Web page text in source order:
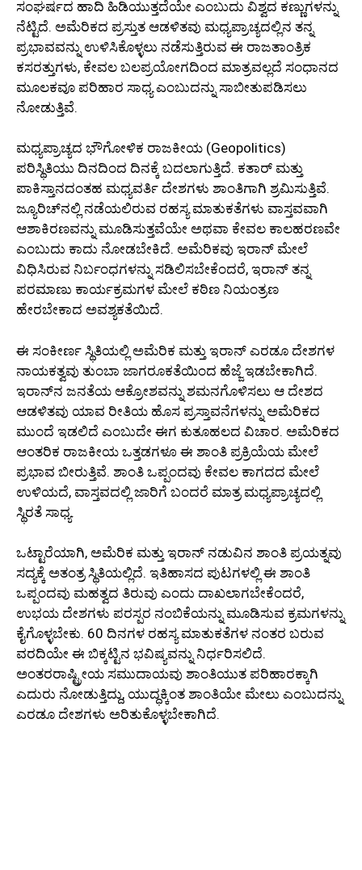
ಸಂಘರ್ಷದ ಹಾದಿ ಹಿಡಿಯುತ್ತದೆಯೇ ಎಂಬುದು ವಿಶ್ವದ ಕಣ್ಣುಗಳನ್ನು
ನೆಟ್ಟಿದೆ. ಅಮೆರಿಕದ ಪ್ರಸ್ತುತ ಆಡಳಿತವು ಮಧ್ಯಪ್ರಾಚ್ಯದಲ್ಲಿನ ತನ್ನ
ಪ್ರಭಾವವನ್ನು ಉಳಿಸಿಕೊಳ್ಳಲು ನಡೆಸುತ್ತಿರುವ ಈ ರಾಜತಾಂತ್ರಿಕ
ಕಸರತ್ತುಗಳು, ಕೇವಲ ಬಲಪ್ರಯೋಗದಿಂದ ಮಾತ್ರವಲ್ಲದೆ ಸಂಧಾನದ
ಮೂಲಕವೂ ಪರಿಹಾರ ಸಾಧ್ಯ ಎಂಬುದನ್ನು ಸಾಬೀತುಪಡಿಸಲು
ನೋಡುತ್ತಿವೆ.
ಮಧ್ಯಪ್ರಾಚ್ಯದ ಭೌಗೋಳಿಕ ರಾಜಕೀಯ (Geopolitics)
ಪರಿಸ್ಥಿತಿಯು ದಿನದಿಂದ ದಿನಕ್ಕೆ ಬದಲಾಗುತ್ತಿದೆ. ಕತಾರ್ ಮತ್ತು
ಪಾಕಿಸ್ತಾನದಂತಹ ಮಧ್ಯವರ್ತಿ ದೇಶಗಳು ಶಾಂತಿಗಾಗಿ ಶ್ರಮಿಸುತ್ತಿವೆ.
ಜ್ಯೂರಿಚ್‌ನಲ್ಲಿ ನಡೆಯಲಿರುವ ರಹಸ್ಯ ಮಾತುಕತೆಗಳು ವಾಸ್ತವವಾಗಿ
ಆಶಾಕಿರಣವನ್ನು ಮೂಡಿಸುತ್ತವೆಯೇ ಅಥವಾ ಕೇವಲ ಕಾಲಹರಣವೇ
ಎಂಬುದು ಕಾದು ನೋಡಬೇಕಿದೆ. ಅಮೆರಿಕವು ಇರಾನ್ ಮೇಲೆ
ವಿಧಿಸಿರುವ ನಿರ್ಬಂಧಗಳನ್ನು ಸಡಿಲಿಸಬೇಕೆಂದರೆ, ಇರಾನ್ ತನ್ನ
ಪರಮಾಣು ಕಾರ್ಯಕ್ರಮಗಳ ಮೇಲೆ ಕಠಿಣ ನಿಯಂತ್ರಣ
ಹೇರಬೇಕಾದ ಅವಶ್ಯಕತೆಯಿದೆ.
ಈ ಸಂಕೀರ್ಣ ಸ್ಥಿತಿಯಲ್ಲಿ ಅಮೆರಿಕ ಮತ್ತು ಇರಾನ್ ಎರಡೂ ದೇಶಗಳ
ನಾಯಕತ್ವವು ತುಂಬಾ ಜಾಗರೂಕತೆಯಿಂದ ಹೆಜ್ಜೆ ಇಡಬೇಕಾಗಿದೆ.
ಇರಾನ್‌ನ ಜನತೆಯ ಆಕ್ರೋಶವನ್ನು ಶಮನಗೊಳಿಸಲು ಆ ದೇಶದ
ಆಡಳಿತವು ಯಾವ ರೀತಿಯ ಹೊಸ ಪ್ರಸ್ತಾವನೆಗಳನ್ನು ಅಮೆರಿಕದ
ಮುಂದೆ ಇಡಲಿದೆ ಎಂಬುದೇ ಈಗ ಕುತೂಹಲದ ವಿಚಾರ. ಅಮೆರಿಕದ
ಆಂತರಿಕ ರಾಜಕೀಯ ಒತ್ತಡಗಳೂ ಈ ಶಾಂತಿ ಪ್ರಕ್ರಿಯೆಯ ಮೇಲೆ
ಪ್ರಭಾವ ಬೀರುತ್ತಿವೆ. ಶಾಂತಿ ಒಪ್ಪಂದವು ಕೇವಲ ಕಾಗದದ ಮೇಲೆ
ಉಳಿಯದೆ, ವಾಸ್ತವದಲ್ಲಿ ಜಾರಿಗೆ ಬಂದರೆ ಮಾತ್ರ ಮಧ್ಯಪ್ರಾಚ್ಯದಲ್ಲಿ
ಸ್ಥಿರತೆ ಸಾಧ್ಯ.
ಒಟ್ಟಾರೆಯಾಗಿ, ಅಮೆರಿಕ ಮತ್ತು ಇರಾನ್ ನಡುವಿನ ಶಾಂತಿ ಪ್ರಯತ್ನವು
ಸದ್ಯಕ್ಕೆ ಅತಂತ್ರ ಸ್ಥಿತಿಯಲ್ಲಿದೆ. ಇತಿಹಾಸದ ಪುಟಗಳಲ್ಲಿ ಈ ಶಾಂತಿ
ಒಪ್ಪಂದವು ಮಹತ್ವದ ತಿರುವು ಎಂದು ದಾಖಲಾಗಬೇಕೆಂದರೆ,
ಉಭಯ ದೇಶಗಳು ಪರಸ್ಪರ ನಂಬಿಕೆಯನ್ನು ಮೂಡಿಸುವ ಕ್ರಮಗಳನ್ನು
ಕೈಗೊಳ್ಳಬೇಕು. 60 ದಿನಗಳ ರಹಸ್ಯ ಮಾತುಕತೆಗಳ ನಂತರ ಬರುವ
ವರದಿಯೇ ಈ ಬಿಕ್ಕಟ್ಟಿನ ಭವಿಷ್ಯವನ್ನು ನಿರ್ಧರಿಸಲಿದೆ.
ಅಂತರರಾಷ್ಟ್ರೀಯ ಸಮುದಾಯವು ಶಾಂತಿಯುತ ಪರಿಹಾರಕ್ಕಾಗಿ
ಎದುರು ನೋಡುತ್ತಿದ್ದು, ಯುದ್ಧಕ್ಕಿಂತ ಶಾಂತಿಯೇ ಮೇಲು ಎಂಬುದನ್ನು
ಎರಡೂ ದೇಶಗಳು ಅರಿತುಕೊಳ್ಳಬೇಕಾಗಿದೆ.